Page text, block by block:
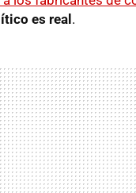
es real.